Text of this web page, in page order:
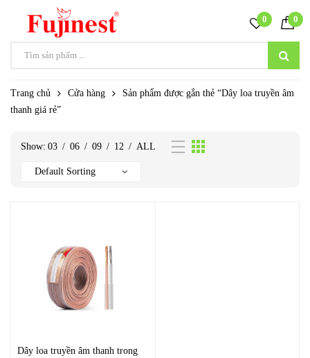
0 0
Trang chủ Cửa hàng
Sản phẩm được gắn thẻ “Dây loa truyền âm
thanh giá rẻ”
Show: 03 / 06 / 09 / 12 / ALL
Dây loa truyền âm thanh trong